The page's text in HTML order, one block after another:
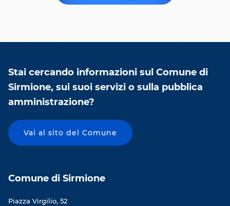
Stai cercando informazioni sul Comune di
Sirmione, sui suoi servizi o sulla pubblica
amministrazione?
Vai al sito del Comune
Comune di Sirmione
Piazza Virgilio, 52